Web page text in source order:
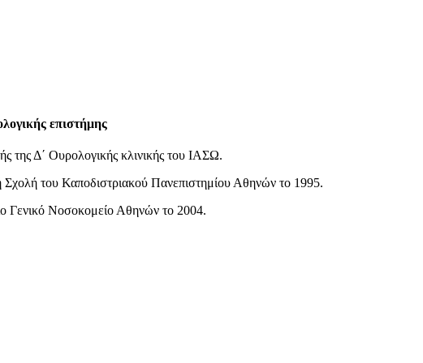
επιστήμης
της Δ΄ Ουρολογικής κλινικής του ΙΑΣΩ.
Σχολή του Καποδιστριακού Πανεπιστημίου Αθηνών το 1995.
Γενικό Νοσοκομείο Αθηνών το 2004.